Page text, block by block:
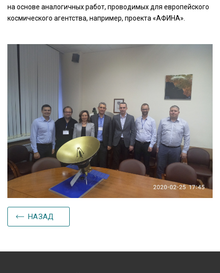
на основе аналогичных работ, проводимых для европейского
космического агентства, например, проекта «АФИНА».
НАЗАД